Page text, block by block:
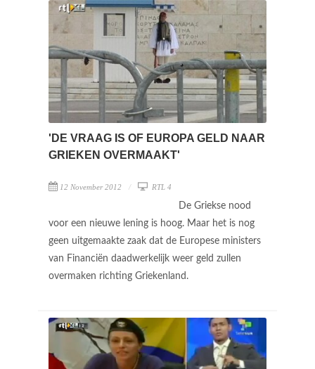
'DE VRAAG IS OF EUROPA GELD NAAR
GRIEKEN OVERMAAKT'
12 November 2012 RTL 4
De Griekse nood
voor een nieuwe lening is hoog. Maar het is nog
geen uitgemaakte zaak dat de Europese ministers
van Financiën daadwerkelijk weer geld zullen
overmaken richting Griekenland.